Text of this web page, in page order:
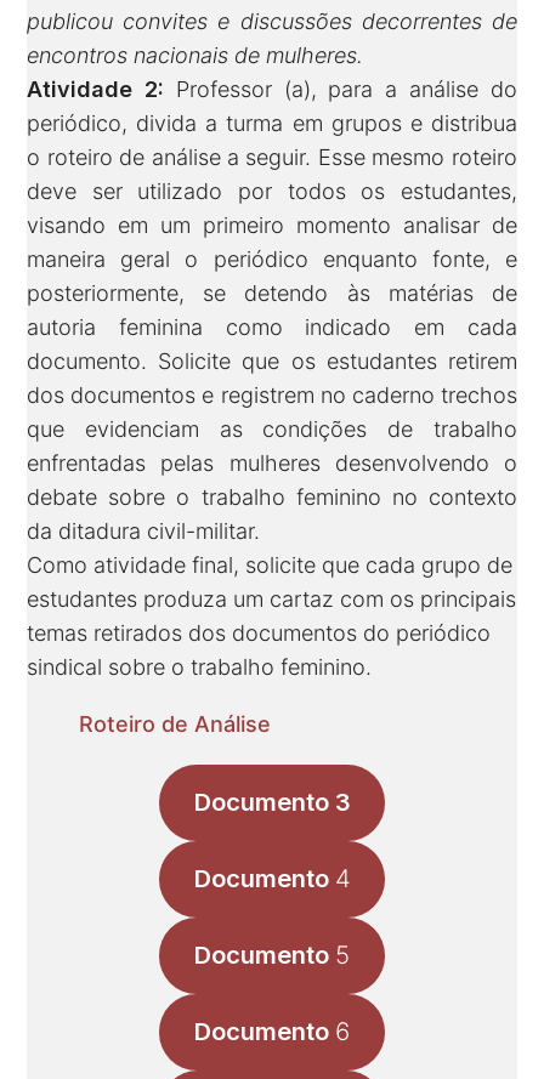
publicou convites e discussões decorrentes de
encontros nacionais de mulheres.
Atividade 2: Professor (a), para a análise do
periódico, divida a turma em grupos e distribua
o roteiro de análise a seguir. Esse mesmo roteiro
deve ser utilizado por todos os estudantes,
visando em um primeiro momento analisar de
maneira geral o periódico enquanto fonte, e
posteriormente, se detendo às matérias de
autoria feminina como indicado em cada
documento. Solicite que os estudantes retirem
dos documentos e registrem no caderno trechos
que evidenciam as condições de trabalho
enfrentadas pelas mulheres desenvolvendo o
debate sobre o trabalho feminino no contexto
da ditadura civil-militar.
Como atividade final, solicite que cada grupo de
estudantes produza um cartaz com os principais
temas retirados dos documentos do periódico
sindical sobre o trabalho feminino.
Roteiro de Análise
Documento 3
Documento 4
Documento 5
Documento 6